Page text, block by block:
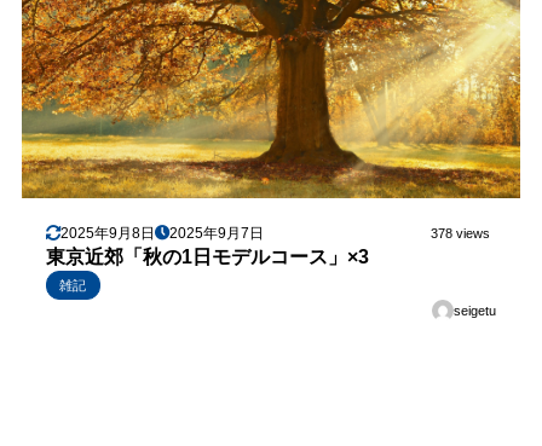
2025年9月8日 2025年9月7日 378 views
東京近郊「秋の1日モデルコース」×3
雑記
seigetu